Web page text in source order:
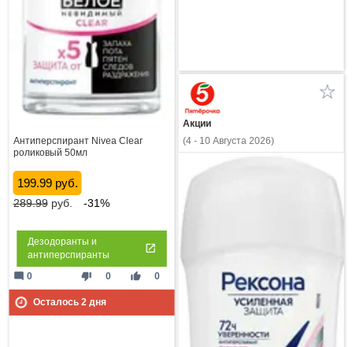
Антиперспирант Nivea Clear
роликовый 50мл
199.99 руб.
289.99руб. -31%
Дезодоранты и
антиперспиранты
thumb_down 0 thumb_up 0
mode_comment 0
Осталось 2дня
Акции
(4 - 10 Августа 2026)